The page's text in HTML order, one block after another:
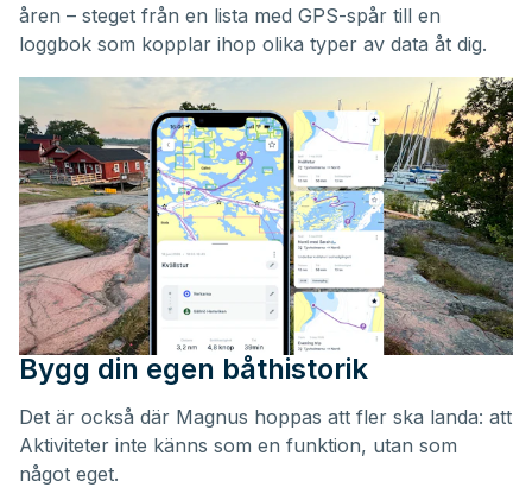
åren – steget från en lista med GPS-spår till en
loggbok som kopplar ihop olika typer av data åt dig.
Bygg din egen båthistorik
Det är också där Magnus hoppas att fler ska landa: att
Aktiviteter inte känns som en funktion, utan som
något eget.